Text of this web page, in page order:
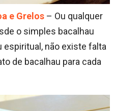
e Grelos – Ou qualquer
o simples bacalhau
espiritual, não existe falta
de bacalhau para cada